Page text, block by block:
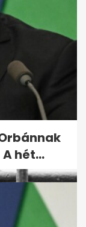
Till
hét...